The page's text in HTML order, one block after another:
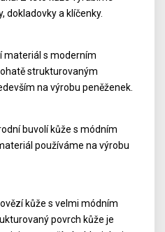
dokladovky a klíčenky.
materiál s moderním
strukturovaným
na výrobu peněženek.
buvolí kůže s módním
používáme na výrobu
kůže s velmi módním
povrch kůže je